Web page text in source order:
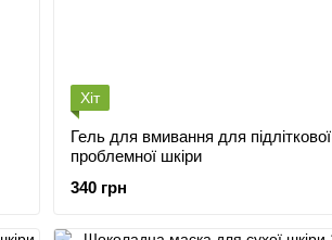
Хіт
Гель для вмивання для підліткової
проблемної шкіри
340 грн